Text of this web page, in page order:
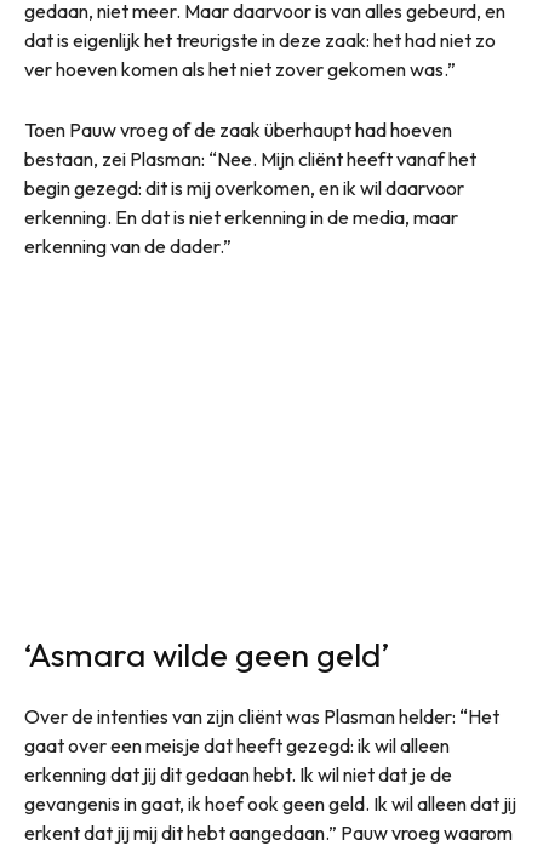
gedaan, niet meer. Maar daarvoor is van alles gebeurd, en
dat is eigenlijk het treurigste in deze zaak: het had niet zo
ver hoeven komen als het niet zover gekomen was.”
Toen Pauw vroeg of de zaak überhaupt had hoeven
bestaan, zei Plasman: “Nee. Mijn cliënt heeft vanaf het
begin gezegd: dit is mij overkomen, en ik wil daarvoor
erkenning. En dat is niet erkenning in de media, maar
erkenning van de dader.”
‘Asmara wilde geen geld’
Over de intenties van zijn cliënt was Plasman helder: “Het
gaat over een meisje dat heeft gezegd: ik wil alleen
erkenning dat jij dit gedaan hebt. Ik wil niet dat je de
gevangenis in gaat, ik hoef ook geen geld. Ik wil alleen dat jij
erkent dat jij mij dit hebt aangedaan.” Pauw vroeg waarom